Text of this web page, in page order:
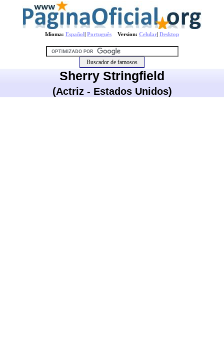
Idioma: Español| Português Version: Celular| Desktop
Sherry Stringfield
(Actriz - Estados Unidos)